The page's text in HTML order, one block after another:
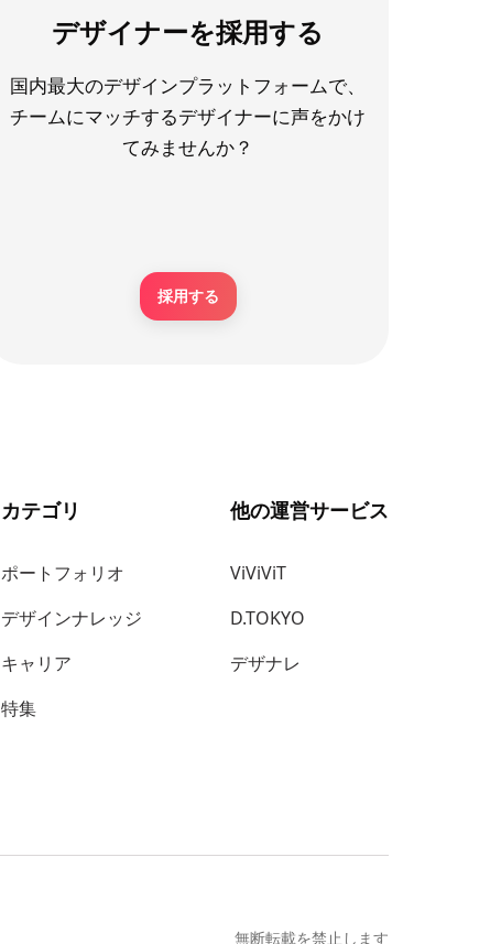
デザイナーを採用する
国内最大のデザインプラットフォームで、
チームにマッチするデザイナーに声をかけ
てみませんか？
採用する
カテゴリ
ポートフォリオ
デザインナレッジ
キャリア
特集
他の運営サービス
ViViViT
D.TOKYO
デザナレ
無断転載を禁止します